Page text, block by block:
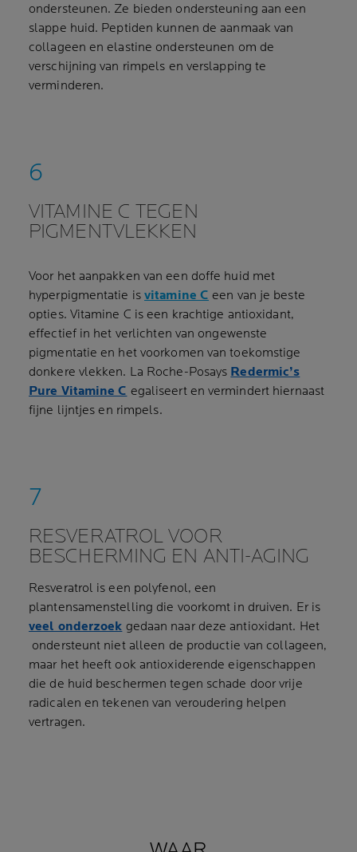
ondersteunen. Ze bieden ondersteuning aan een
slappe huid. Peptiden kunnen de aanmaak van
collageen en elastine ondersteunen om de
verschijning van rimpels en verslapping te
verminderen.
VITAMINE C TEGEN
PIGMENTVLEKKEN
Voor het aanpakken van een doffe huid met
hyperpigmentatie is vitamine C een van je beste
opties. Vitamine C is een krachtige antioxidant,
effectief in het verlichten van ongewenste
pigmentatie en het voorkomen van toekomstige
donkere vlekken. La Roche-Posays Redermic’s
Pure Vitamine C egaliseert en vermindert hiernaast
fijne lijntjes en rimpels.
RESVERATROL VOOR
BESCHERMING EN ANTI-AGING
Resveratrol is een polyfenol, een
plantensamenstelling die voorkomt in druiven. Er is
veel onderzoek gedaan naar deze antioxidant. Het
ondersteunt niet alleen de productie van collageen,
maar het heeft ook antioxiderende eigenschappen
die de huid beschermen tegen schade door vrije
radicalen en tekenen van veroudering helpen
vertragen.